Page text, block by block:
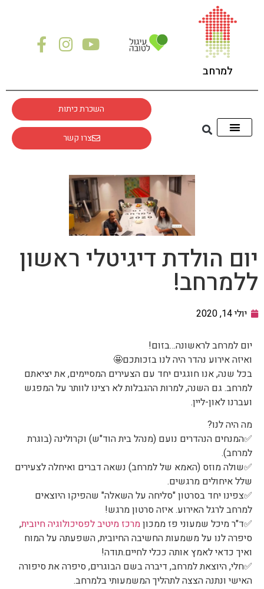
למרחב
השכרת כיתות
צרו קשר
יום הולדת דיגיטלי ראשון
ללמרחב!
יולי 14, 2020
יום למרחב לראשונה…בזום!
ואיזה אירוע נהדר היה לנו בזכותכם🤩
בכל שנה, אנו חוגגים יחד עם הצעירים המסיימים, את יציאתם
למרחב. גם השנה, למרות ההגבלות לא רצינו לוותר על המפגש
ועברנו לאון-ליין.
מה היה לנו?
✅המנחים הנהדרים נועם (מנהל בית הוד"ש) וקרולינה (בוגרת
למרחב).
✅שולה מוזס (האמא של למרחב) נשאה דברים ואיחלה לצעירים
שלל איחולים מרגשים.
✅צפינו יחד בסרטון "סליחה על השאלה" שהפיקו היוצאים
למרחב לרגל האירוע. איזה סרטון מרגש!
✅ד"ר מיכל שמעוני פז ממכוןמרכז מיטיב לפסיכולוגיה חיובית,
סיפרה לנו על משמעות החשיבה החיובית, השפעתה על המוח
ואיך כדאי לאמץ אותה ככלי לחיים.תודה!
✅חלי, היוצאת למרחב, דיברה בשם הבוגרים, סיפרה את סיפורה
האישי ונתנה הצצה לתהליך המשמעותי בלמרחב.